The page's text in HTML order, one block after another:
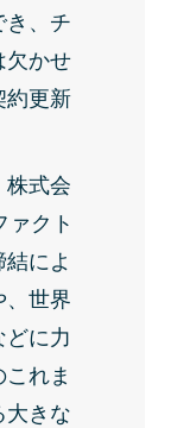
き、チ
欠かせ
約更新
株式会
ァクト
によ
、世界
どに力
れま
大きな